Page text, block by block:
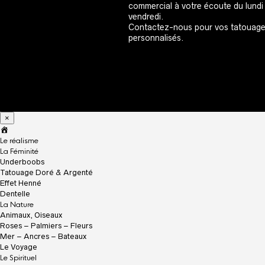
commercial à votre écoute du lundi
vendredi.
Contactez-nous pour vos
personnalisés.
×
c
c
u
e
i
l
Le réalisme
La Féminité
Underboobs
Tatouage Doré & Argenté
Effet Henné
Dentelle
La Nature
Animaux, Oiseaux
Roses – Palmiers – Fleurs
Mer – Ancres – Bateaux
Le Voyage
Le Spirituel